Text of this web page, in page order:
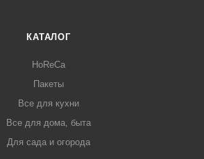
КАТАЛОГ
HoReCa
Пакеты
Все для кухни
Все для дома, быта
Для сада и огорода